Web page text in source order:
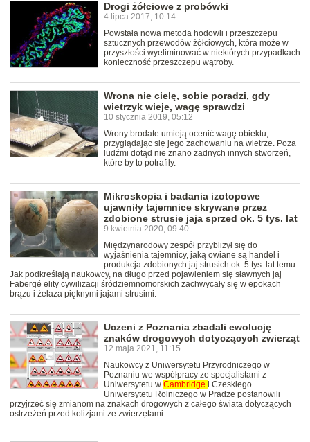
Drogi żółciowe z probówki
4 lipca 2017, 10:14
Powstała nowa metoda hodowli i przeszczepu
sztucznych przewodów żółciowych, która może w
przyszłości wyeliminować w niektórych przypadkach
konieczność przeszczepu wątroby.
Wrona nie cielę, sobie poradzi, gdy
wietrzyk wieje, wagę sprawdzi
10 stycznia 2019, 05:12
Wrony brodate umieją ocenić wagę obiektu,
przyglądając się jego zachowaniu na wietrze. Poza
ludźmi dotąd nie znano żadnych innych stworzeń,
które by to potrafiły.
Mikroskopia i badania izotopowe
ujawniły tajemnice skrywane przez
zdobione strusie jaja sprzed ok. 5 tys. lat
9 kwietnia 2020, 09:40
Międzynarodowy zespół przybliżył się do
wyjaśnienia tajemnicy, jaką owiane są handel i
produkcja zdobionych jaj strusich ok. 5 tys. lat temu.
Jak podkreślają naukowcy, na długo przed pojawieniem się sławnych jaj
Fabergé elity cywilizacji śródziemnomorskich zachwycały się w epokach
brązu i żelaza pięknymi jajami strusimi.
Uczeni z Poznania zbadali ewolucję
znaków drogowych dotyczących zwierząt
12 maja 2021, 11:15
Naukowcy z Uniwersytetu Przyrodniczego w
Poznaniu we współpracy ze specjalistami z
Uniwersytetu w Cambridge i Czeskiego
Uniwersytetu Rolniczego w Pradze postanowili
przyjrzeć się zmianom na znakach drogowych z całego świata dotyczących
ostrzeżeń przed kolizjami ze zwierzętami.